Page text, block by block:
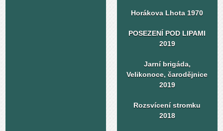
Horákova Lhota 1970
POSEZENÍ POD LIPAMI
2019
Jarní brigáda,
Velikonoce, čarodějnice
2019
Rozsvícení stromku
2018